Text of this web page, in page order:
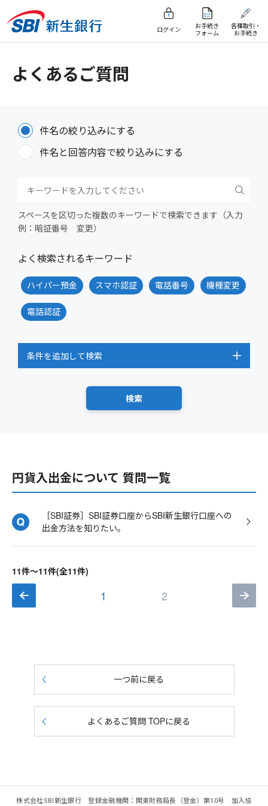
ログイン
お手続き
フォーム
各種取引・
お手続き
よくあるご質問
件名の絞り込みにする
件名と回答内容で絞り込みにする
スペースを区切った複数のキーワードで検索できます（入力
例：暗証番号 変更）
よく検索されるキーワード
ハイパー預金 スマホ認証 電話番号 機種変更
電話認証
条件を追加して検索
円貨入出金について 質問一覧
［SBI証券］SBI証券口座からSBI新生銀行口座への
出金方法を知りたい。
11件～11件(全11件)
1 2
一つ前に戻る
よくあるご質問 TOPに戻る
株式会社SBI新生銀行 登録金融機関：関東財務局長（登金）第10号 加入協